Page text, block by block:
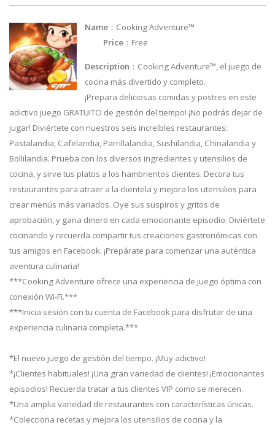
Name ：Cooking Adventure™
Price ：Free
Description ：Cooking Adventure™, el juego de
cocina más divertido y completo.
¡Prepara deliciosas comidas y postres en este
adictivo juego GRATUITO de gestión del tiempo! ¡No podrás dejar de
jugar! Diviértete con nuestros seis increíbles restaurantes:
Pastalandia, Cafelandia, Parrillalandia, Sushilandia, Chinalandia y
Bollilandia. Prueba con los diversos ingredientes y utensilios de
cocina, y sirve tus platos a los hambrientos clientes. Decora tus
restaurantes para atraer a la clientela y mejora los utensilios para
crear menús más variados. Oye sus suspiros y gritos de
aprobación, y gana dinero en cada emocionante episodio. Diviértete
cocinando y recuerda compartir tus creaciones gastronómicas con
tus amigos en Facebook. ¡Prepárate para comenzar una auténtica
aventura culinaria!
***Cooking Adventure ofrece una experiencia de juego óptima con
conexión Wi-Fi.***
***Inicia sesión con tu cuenta de Facebook para disfrutar de una
experiencia culinaria completa.***
*El nuevo juego de gestión del tiempo. ¡Muy adictivo!
*¡Clientes habituales! ¡Una gran variedad de clientes! ¡Emocionantes
episodios! Recuerda tratar a tus clientes VIP como se merecen.
*Una amplia variedad de restaurantes con características únicas.
*Colecciona recetas y mejora los utensilios de cocina y la